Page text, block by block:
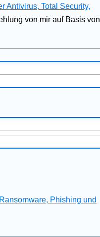
Antivirus, Total Security,
von mir auf Basis von
Phishing und